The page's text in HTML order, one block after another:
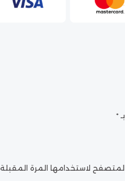
*
لاستخدامها المرة المقبلة